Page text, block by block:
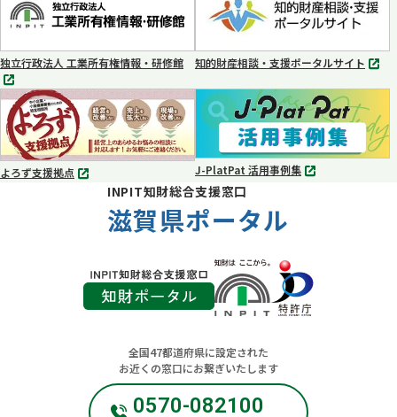
ブ
で
く
ブ
で
開
く
独立行政法人 工業所有権情報・研修館
別
タ
ブ
で
知的財産相談・支援ポータルサイト
別
タ
開
く
よろず支援拠点
別
J-PlatPat 活用事例集
別
INPIT知財総合支援窓口
滋賀県ポータル
全国47都道府県に設定された
お近くの窓口にお繋ぎいたします
0570-082100